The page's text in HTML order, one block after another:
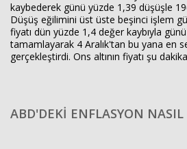
kaybederek günü yüzde 1,39 düşüşle
Düşüş eğilimini üst üste beşinci işlem
fiyatı dün yüzde 1,4 değer kaybıyla
tamamlayarak 4 Aralık'tan bu yana en
gerçekleştirdi. Ons altının fiyatı şu
ABD'DEKİ ENFLASYON NASIL